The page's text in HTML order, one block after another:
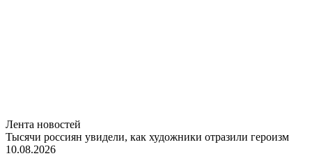
Лента новостей
Тысячи россиян увидели, как художники отразили героизм
10.08.2026